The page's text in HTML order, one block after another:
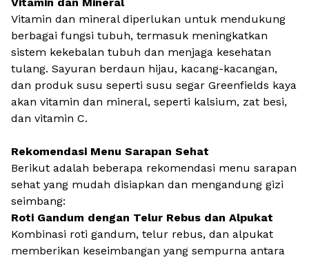
Vitamin dan mineral diperlukan untuk mendukung
berbagai fungsi tubuh, termasuk meningkatkan
sistem kekebalan tubuh dan menjaga kesehatan
tulang. Sayuran berdaun hijau, kacang-kacangan,
dan produk susu seperti susu segar Greenfields kaya
akan vitamin dan mineral, seperti kalsium, zat besi,
dan vitamin C.
Rekomendasi Menu Sarapan Sehat
Berikut adalah beberapa rekomendasi menu sarapan
sehat yang mudah disiapkan dan mengandung gizi
seimbang:
Roti Gandum dengan Telur Rebus dan Alpukat
Kombinasi roti gandum, telur rebus, dan alpukat
memberikan keseimbangan yang sempurna antara